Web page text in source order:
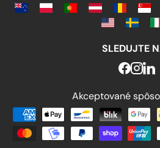
SLEDUJTE
Akceptované